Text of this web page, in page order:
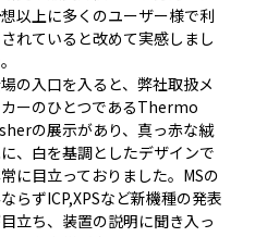
以上に多くのユーザー様で利
れていると改めて実感しまし
の入口を入ると、弊社取扱メ
ーのひとつであるThermo
の展示があり、真っ赤な絨
、白を基調としたデザインで
に目立っておりました。MSの
らずICP,XPSなど新機種の発表
立ち、装置の説明に聞き入っ